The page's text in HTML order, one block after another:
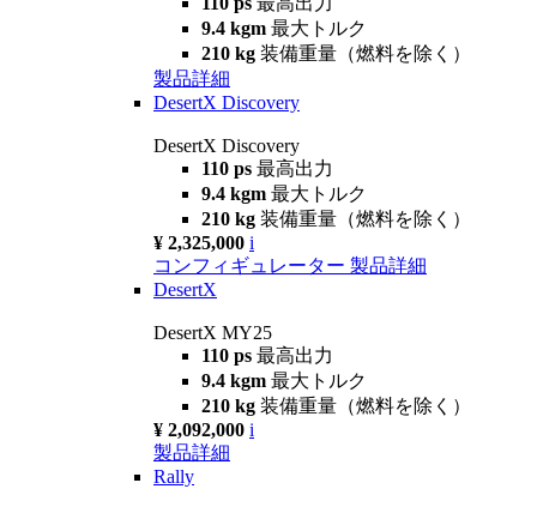
9.4 kgm 最大トルク
210 kg 装備重量（燃料を除く）
製品詳細
DesertX Discovery
DesertX Discovery
110 ps 最高出力
9.4 kgm 最大トルク
210 kg 装備重量（燃料を除く）
¥ 2,325,000 i
コンフィギュレーター 製品詳細
DesertX
DesertX MY25
110 ps 最高出力
9.4 kgm 最大トルク
210 kg 装備重量（燃料を除く）
¥ 2,092,000 i
製品詳細
Rally